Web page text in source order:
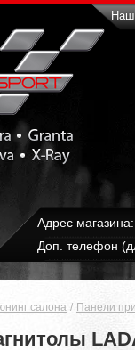
Наш
Адрес
Доп. телефон
салона Панели